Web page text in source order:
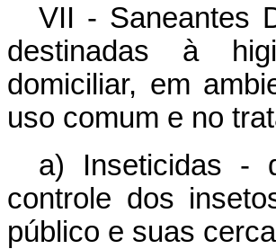
VII - Saneantes
destinadas à
domiciliar, em
uso comum e no
a) Inseticidas -
controle dos
público e suas